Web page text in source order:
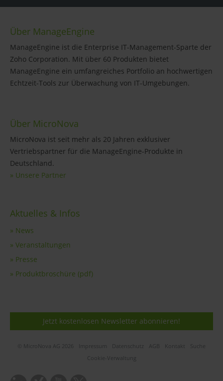
Über ManageEngine
ManageEngine ist die Enterprise IT-Management-Sparte der
Zoho Corporation. Mit über 60 Produkten bietet
ManageEngine ein umfangreiches Portfolio an hochwertigen
Echtzeit-Tools zur Überwachung von IT-Umgebungen.
Über MicroNova
MicroNova ist seit mehr als 20 Jahren exklusiver
Vertriebspartner für die ManageEngine-Produkte in
Deutschland.
» Unsere Partner
Aktuelles & Infos
» News
» Veranstaltungen
» Presse
» Produktbroschüre (pdf)
Jetzt kostenlosen Newsletter abonnieren!
© MicroNova AG 2026 Impressum Datenschutz AGB Kontakt
Suche
Cookie-Verwaltung